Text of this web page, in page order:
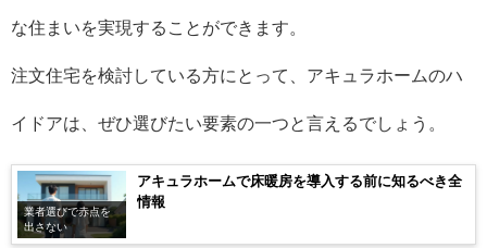
な住まいを実現することができます。
注文住宅を検討している方にとって、アキュラホームのハ
イドアは、ぜひ選びたい要素の一つと言えるでしょう。
業者選びで赤点を
出さない
アキュラホームで床暖房を導入する前に知るべき全
情報